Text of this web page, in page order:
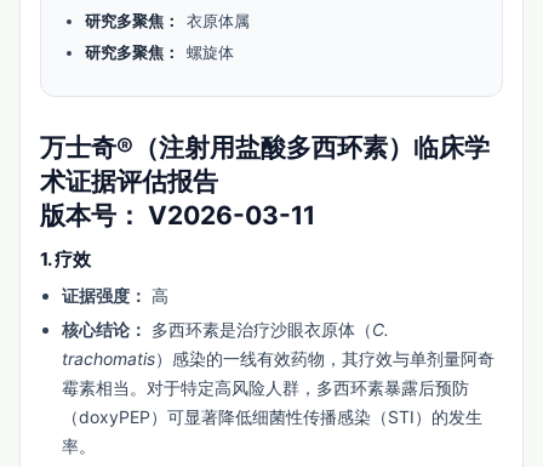
研究多聚焦：
衣原体属
研究多聚焦：
螺旋体
万士奇®（注射用盐酸多西环素）临床学
术证据评估报告
版本号： V2026-03-11
1. 疗效
证据强度： 高
核心结论： 多西环素是治疗沙眼衣原体（C.
trachomatis）感染的一线有效药物，其疗效与单剂量阿奇
霉素相当。对于特定高风险人群，多西环素暴露后预防
（doxyPEP）可显著降低细菌性传播感染（STI）的发生
率。